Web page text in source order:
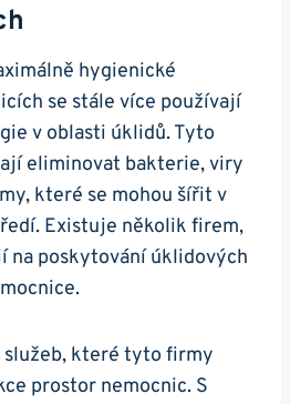
hygienické
se stále více používají
v oblasti úklidů. Tyto
eliminovat bakterie, viry
které se mohou šířit v
Existuje několik firem,
na poskytování úklidových
které tyto firmy
prostor nemocnic. S